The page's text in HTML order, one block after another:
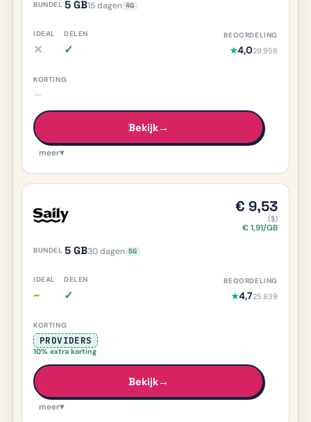
5 GB15 dagen 4G
✕iDEAL nee, meer info
✓Delen ja, meer info ★4,029.958
—
Bekijk→
meer▾
5 GB30 dagen 5G
€ 9,53
($)
€ 1,91/GB
~ iDEAL deels/onduidelijk, meer info
✓Delen ja, meer info ★4,725.839
PROVIDERS
10% extra korting
Bekijk→
meer▾